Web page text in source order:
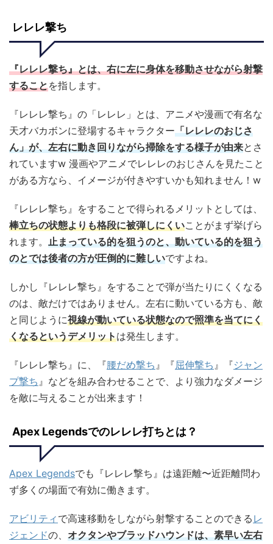
レレレ撃ち
『レレレ撃ち』とは、右に左に身体を移動させながら射撃
することを指します。
『レレレ撃ち』の「レレレ」とは、アニメや漫画で有名な
天才バカボンに登場するキャラクター「レレレのおじさ
ん」が、左右に動き回りながら掃除をする様子が由来とさ
れていますw 漫画やアニメでレレレのおじさんを見たこと
がある方なら、イメージが付きやすいかも知れません！w
『レレレ撃ち』をすることで得られるメリットとしては、
棒立ちの状態よりも格段に被弾しにくいことがまず挙げら
れます。 止まっている的を狙うのと、動いている的を狙う
のとでは後者の方が圧倒的に難しいですよね。
しかし『レレレ撃ち』をすることで弾が当たりにくくなる
のは、敵だけではありません。左右に動いている方も、敵
と同じように視線が動いている状態なので照準を当てにく
くなるというデメリットは発生します。
『レレレ撃ち』に、『腰だめ撃ち 』『屈伸撃ち 』『ジャン
プ撃ち 』などを組み合わせることで、より強力なダメージ
を敵に与えることが出来ます！
Apex Legendsでのレレレ打ちとは？
Apex Legendsでも『レレレ撃ち』は遠距離〜近距離問わ
ず多くの場面で有効に働きます。
アビリティ で高速移動をしながら射撃することのできる レ
ジェンドの、 オクタンやブラッドハウンドは、素早い左右